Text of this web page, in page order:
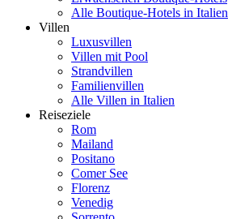
Alle Boutique-Hotels in Italien
Villen
Luxusvillen
Villen mit Pool
Strandvillen
Familienvillen
Alle Villen in Italien
Reiseziele
Rom
Mailand
Positano
Comer See
Florenz
Venedig